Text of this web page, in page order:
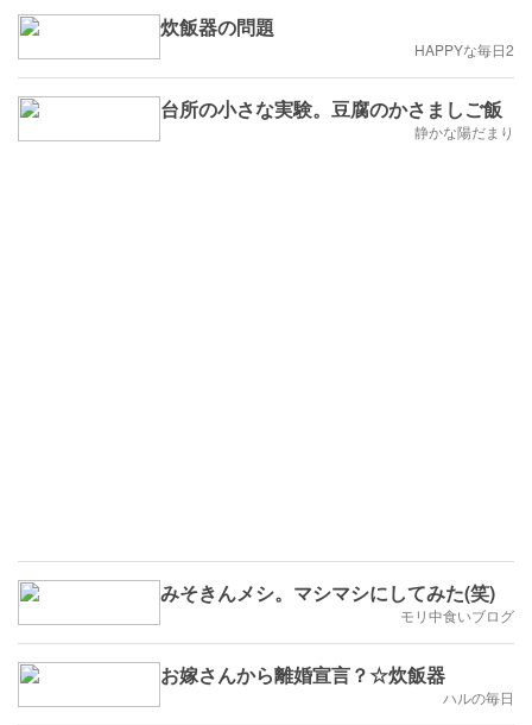
炊飯器の問題
HAPPYな毎日2
台所の小さな実験。豆腐のかさましご飯
静かな陽だまり
みそきんメシ。マシマシにしてみた(笑)
モリ中食いブログ
お嫁さんから離婚宣言？☆炊飯器
ハルの毎日